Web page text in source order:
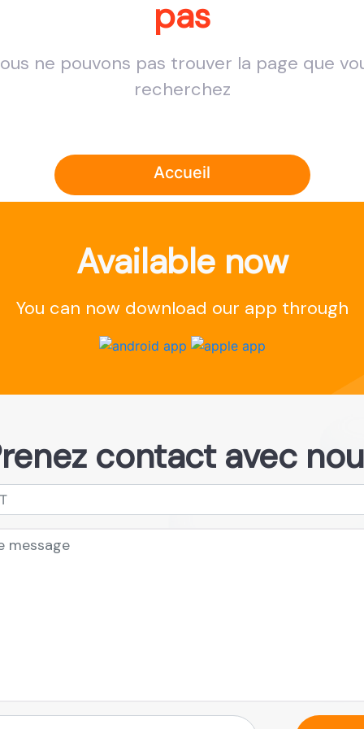
pas
ne pouvons pas trouver la page que
recherchez
Accueil
Available now
You can now download our app through
contact avec